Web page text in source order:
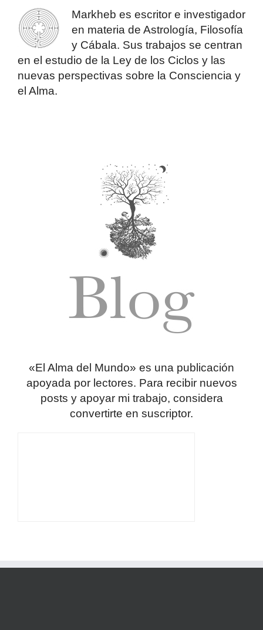
Markheb es escritor e investigador
en materia de Astrología, Filosofía
y Cábala. Sus trabajos se centran
en el estudio de la Ley de los Ciclos y las
nuevas perspectivas sobre la Consciencia y
el Alma.
«El Alma del Mundo» es una publicación
apoyada por lectores. Para recibir nuevos
posts y apoyar mi trabajo, considera
convertirte en suscriptor.